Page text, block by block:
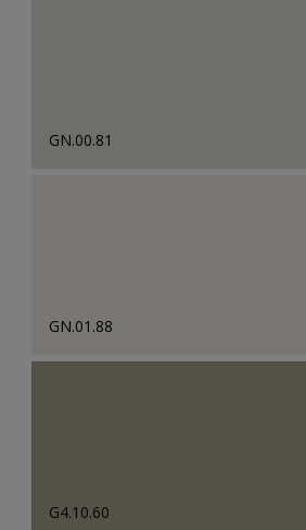
GN.00.81
GN.01.88
G4.10.60